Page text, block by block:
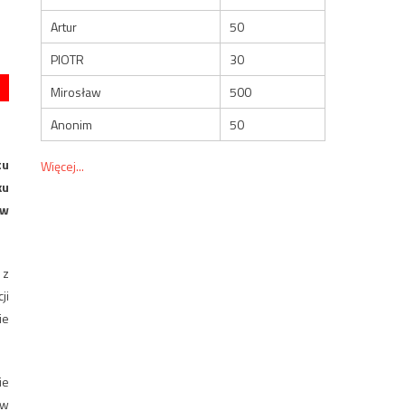
Artur
50
PIOTR
30
Mirosław
500
Anonim
50
Więcej...